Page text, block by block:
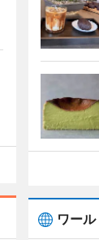
ワー